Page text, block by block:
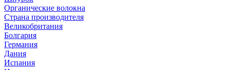
Органические волокна
Страна производителя
Великобритания
Болгария
Германия
Дания
Испания